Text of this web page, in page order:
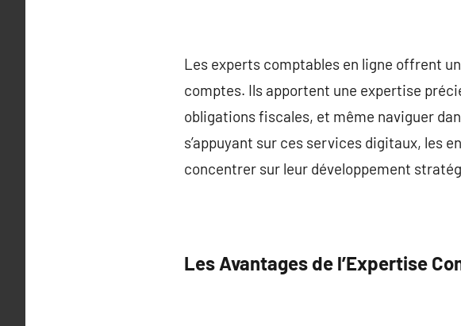
Les experts comptables en ligne offrent
comptes. Ils apportent une expertise
obligations fiscales, et même naviguer
s’appuyant sur ces services digitaux, les
concentrer sur leur développement
Les Avantages de l’Expertise